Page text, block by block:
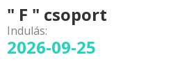
" F " csoport
Indulás:
2026-09-25